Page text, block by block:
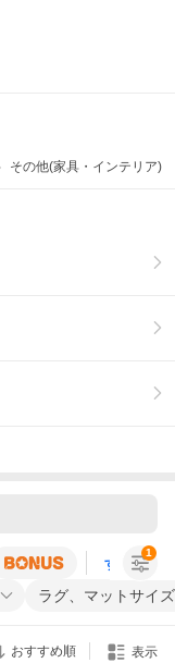
その他(家具・インテリア)
すべての条
ラグ、マットサイズ
1
おすすめ順 表示